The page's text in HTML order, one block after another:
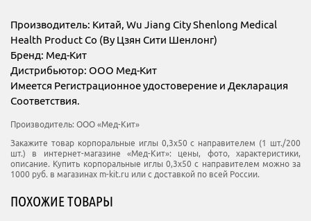
Производитель: Китай, Wu Jiang City Shenlong Medical
Health Product Co (Ву Цзян Сити Шенлонг)
Бренд: Мед-Кит
Дистрибьютор: ООО Мед-Кит
Имеется Регистрационное удостоверение и Декларация
Соответствия.
Производитель: ООО «Мед-Кит»
Закажите товар корпоральные иглы 0,3х50 с направителем (1 шт./200
шт.) в интернет-магазине «Мед-Кит»: цены, фото, характеристики,
описание. Купить корпоральные иглы 0,3х50 с направителем можно за
1000 руб. в магазинах m-kit.ru или с доставкой по всей России.
ПОХОЖИЕ ТОВАРЫ